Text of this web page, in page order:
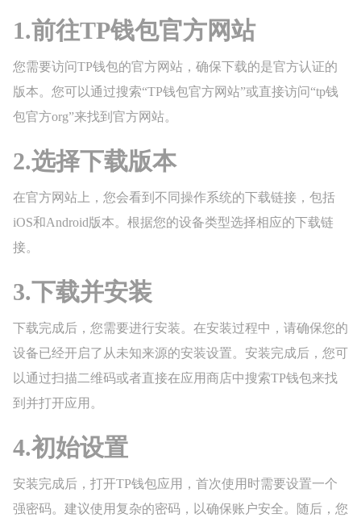
1.前往TP钱包官方网站
您需要访问TP钱包的官方网站，确保下载的是官方认证的
版本。您可以通过搜索“TP钱包官方网站”或直接访问“tp钱
包官方org”来找到官方网站。
2.选择下载版本
在官方网站上，您会看到不同操作系统的下载链接，包括
iOS和Android版本。根据您的设备类型选择相应的下载链
接。
3.下载并安装
下载完成后，您需要进行安装。在安装过程中，请确保您的
设备已经开启了从未知来源的安装设置。安装完成后，您可
以通过扫描二维码或者直接在应用商店中搜索TP钱包来找
到并打开应用。
4.初始设置
安装完成后，打开TP钱包应用，首次使用时需要设置一个
强密码。建议使用复杂的密码，以确保账户安全。随后，您